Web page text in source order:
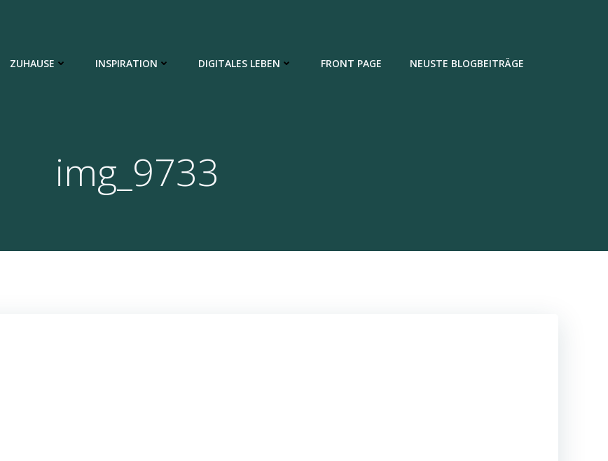
ZUHAUSE INSPIRATION DIGITALES LEBEN FRONT PAGE NEUSTE BLOGBEITRÄGE
img_9733